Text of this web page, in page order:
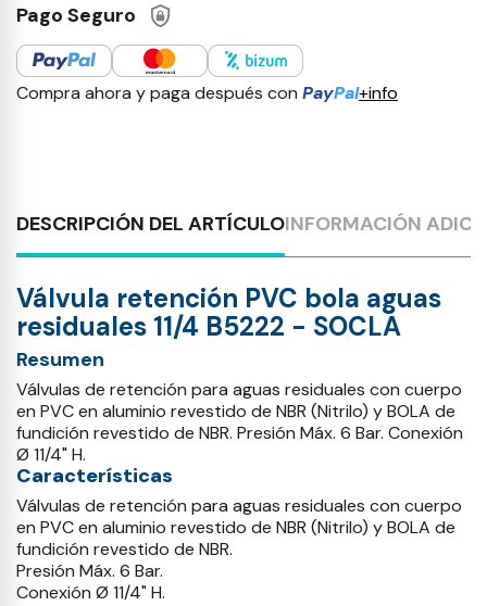
Pago Seguro
Compra ahora y paga después con PayPal+info
DESCRIPCIÓN DEL ARTÍCULOINFORMACIÓN
Válvula retención PVC bola aguas
residuales 11/4 B5222 - SOCLA
Resumen
Válvulas de retención para aguas residuales con cuerpo
en PVC en aluminio revestido de NBR (Nitrilo) y BOLA de
fundición revestido de NBR. Presión Máx. 6 Bar. Conexión
Ø 11/4" H.
Características
Válvulas de retención para aguas residuales con cuerpo
en PVC en aluminio revestido de NBR (Nitrilo) y BOLA de
fundición revestido de NBR.
Presión Máx. 6 Bar.
Conexión Ø 11/4" H.